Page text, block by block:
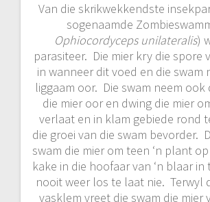
Van die skrikwekkendste
sogenaamde
Ophiocordyceps unilateralis)
parasiteer. Die mier kry die spore
in wanneer dit voed en die swam
liggaam oor. Die swam neem ook
die mier oor en dwing die mier
verlaat en in klam gebiede rond
die groei van die swam bevorder.
swam die mier om teen ‘n plant
kake in die hoofaar van ‘n blaar
nooit weer los te laat nie. Terwyl
vasklem vreet die swam die mier